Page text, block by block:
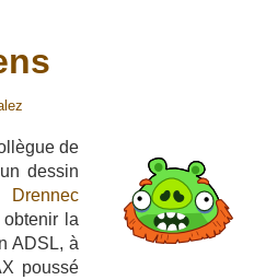
de
dessin
Drennec
la
ADSL, à
poussé